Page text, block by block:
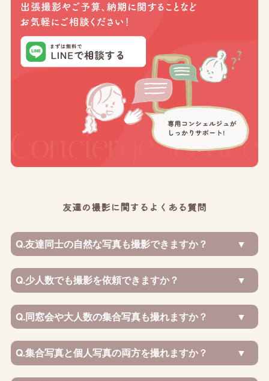
友達の撮影に関するよくある質問
Q.友達同士の自然な写真も撮影できますか？
Q.少人数でも撮影を依頼できますか？
Q.同窓会や大人数の集合写真も撮れますか？
Q.集合写真と個人写真の両方を撮れますか？